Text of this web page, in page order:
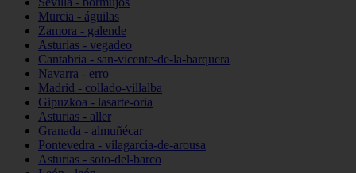
Murcia - águilas
Zamora - galende
Asturias - vegadeo
Cantabria - san-vicente-de-la-barquera
Navarra - erro
Madrid - collado-villalba
Gipuzkoa - lasarte-oria
Asturias - aller
Granada - almuñécar
Pontevedra - vilagarcía-de-arousa
Asturias - soto-del-barco